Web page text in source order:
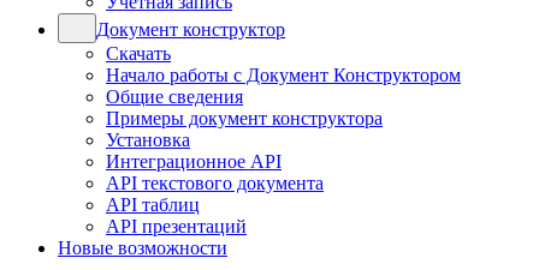
Документ конструктор
Скачать
Начало работы с Документ Конструктором
Общие сведения
Примеры документ конструктора
Установка
Интеграционное API
API текстового документа
API таблиц
API презентаций
Новые возможности